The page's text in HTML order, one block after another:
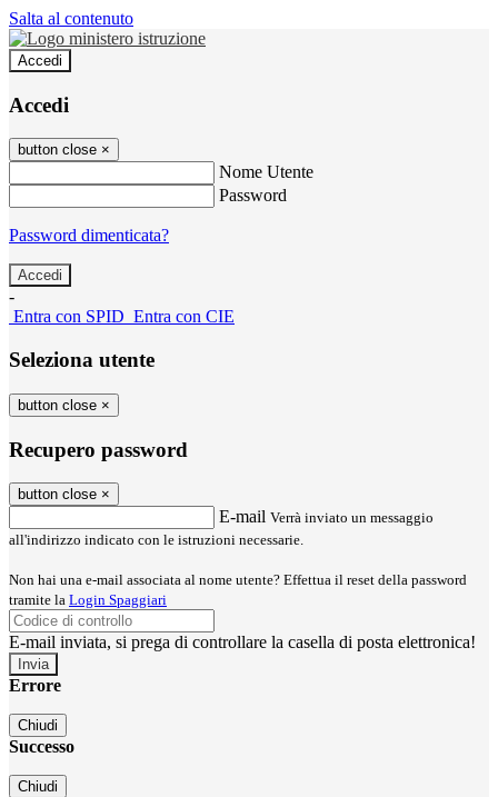
Salta al contenuto
Accedi
Accedi
button close ×
Nome Utente
Password
Password dimenticata?
-
Entra con SPID Entra con CIE
Seleziona utente
button close ×
Recupero password
button close ×
E-mail Verrà inviato un messaggio
all'indirizzo indicato con le istruzioni necessarie.
Non hai una e-mail associata al nome utente? Effettua il reset della password
tramite la Login Spaggiari
E-mail inviata, si prega di controllare la casella di posta elettronica!
Errore
Chiudi
Successo
Chiudi